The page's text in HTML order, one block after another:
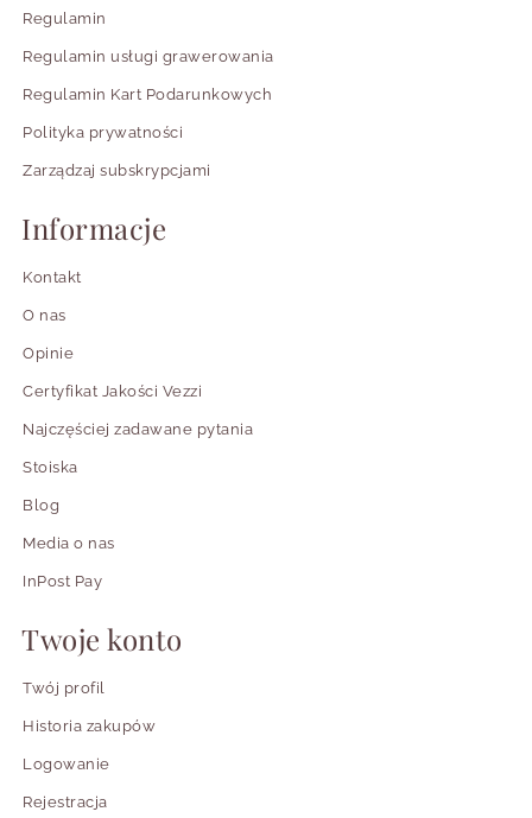
Regulamin
Regulamin usługi grawerowania
Regulamin Kart Podarunkowych
Polityka prywatności
Zarządzaj subskrypcjami
Informacje
Kontakt
O nas
Opinie
Certyfikat Jakości Vezzi
Najczęściej zadawane pytania
Stoiska
Blog
Media o nas
InPost Pay
Twoje konto
Twój profil
Historia zakupów
Logowanie
Rejestracja